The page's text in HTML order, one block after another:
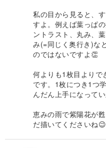
私の目から見ると、
すよ。例えば葉っぱ
ントラスト、丸み、
み(=同じく奥行き)な
のではないですよ👏
何よりも1枚目よりで
です。1枚につき1つ
んだん上手になって
恵みの雨で紫陽花が
だ描いてくださいね😉